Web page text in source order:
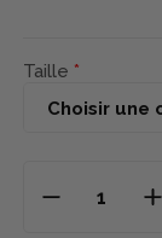
Taille